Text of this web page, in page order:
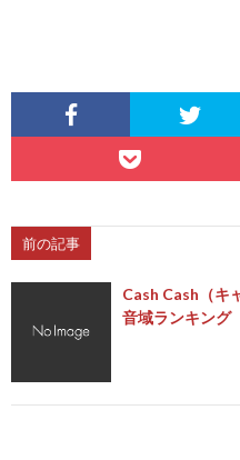
前の記事
Cash Cash（キ
音域ランキング